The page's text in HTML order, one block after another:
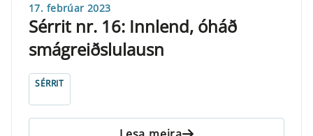
17. febrúar 2023
Sérrit nr. 16: Innlend, óháð
smágreiðslulausn
SÉRRIT